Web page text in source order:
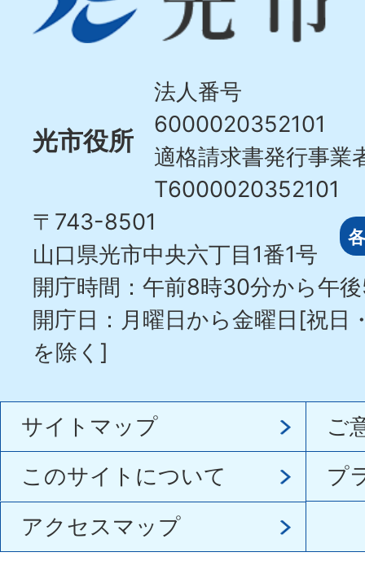
市
Hikari
光市役所
法人番号
6000020352101
適格請求書発行事業
T6000020352101
〒743-8501
山口県光市中央六丁目1番1号
開庁時間：午前8時30分から午
開庁日：月曜日から金曜日[祝日
を除く]
サイトマップ
ご
このサイトについて
プ
アクセスマップ